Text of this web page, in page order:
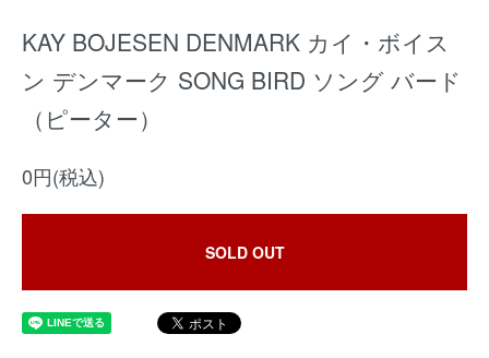
KAY BOJESEN DENMARK カイ・ボイス
ン デンマーク SONG BIRD ソング バード
（ピーター）
0円(税込)
SOLD OUT